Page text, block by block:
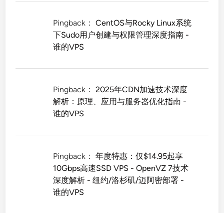
Pingback：CentOS与Rocky Linux系统
下Sudo用户创建与权限管理深度指南 -
谁的VPS
Pingback：2025年CDN加速技术深度
解析：原理、应用与服务器优化指南 -
谁的VPS
Pingback：年度特惠：仅$14.95起享
10Gbps高速SSD VPS - OpenVZ 7技术
深度解析 - 纽约/洛杉矶/迈阿密部署 -
谁的VPS